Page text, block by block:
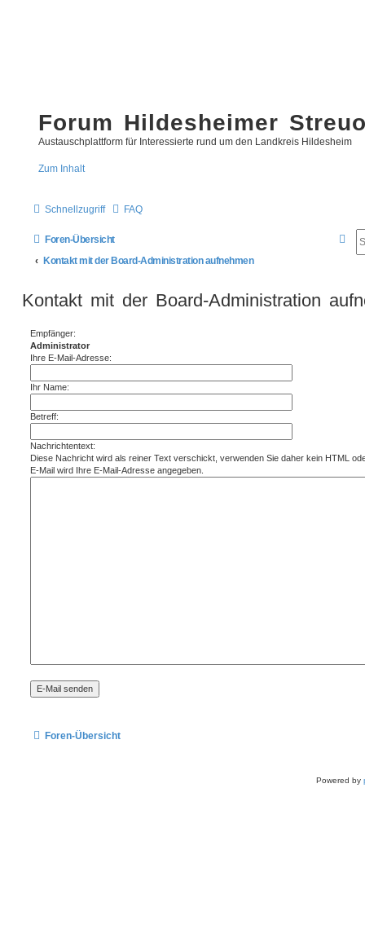
Forum Hildesheimer
Austauschplattform für Interessierte rund um den Landkreis Hildesheim
Zum Inhalt
Schnellzugriff FAQ
Foren-Übersicht
Kontakt mit der Board-Administration aufnehmen
Kontakt mit der Board-Administration
Empfänger:
Administrator
Ihre E-Mail-Adresse:
Ihr Name:
Betreff:
Nachrichtentext:
Diese Nachricht wird als reiner Text verschickt, verwenden Sie daher kein HTML
E-Mail wird Ihre E-Mail-Adresse angegeben.
Foren-Übersicht
Powered by